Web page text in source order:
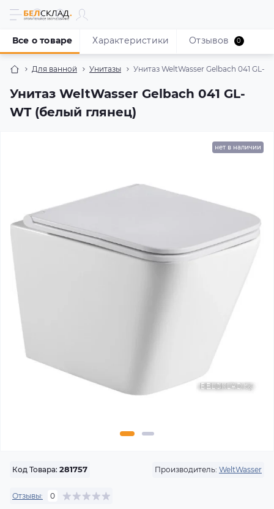
Для ванной Унитазы Унитаз WeltWasser Gelbach 041 GL-
Унитаз WeltWasser Gelbach 041 GL-
WT (белый глянец)
Все о товаре Характеристики Отзывов 0
нет в наличии
Код Товара: 281757 Производитель: WeltWasser
Отзывы: 0